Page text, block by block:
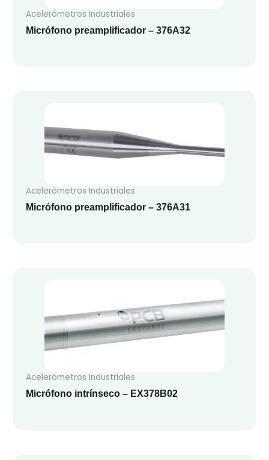
Acelerómetros Industriales
Micrófono preamplificador – 376A32
Acelerómetros Industriales
Micrófono preamplificador – 376A31
Acelerómetros Industriales
Micrófono intrínseco – EX378B02